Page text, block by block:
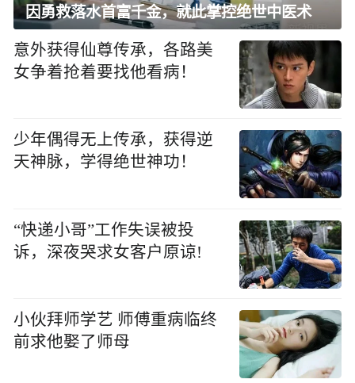
因勇救落水首富千金，就此掌控绝世中医术
意外获得仙尊传承，各路美
女争着抢着要找他看病！
少年偶得无上传承，获得逆
天神脉，学得绝世神功！
“快递小哥”工作失误被投
诉，深夜哭求女客户原谅!
小伙拜师学艺 师傅重病临终
前求他娶了师母